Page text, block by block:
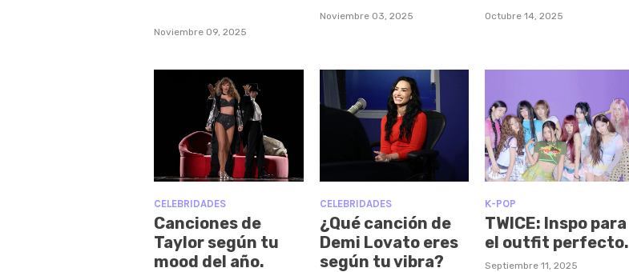
Noviembre 09, 2025
Noviembre 03, 2025 Octubre 14, 2025
CELEBRIDADES
Canciones de
Taylor según tu
mood del año.
CELEBRIDADES
¿Qué canción de
Demi Lovato eres
según tu vibra?
K-POP
TWICE: Inspo para
el outfit perfecto.
Septiembre 11, 2025